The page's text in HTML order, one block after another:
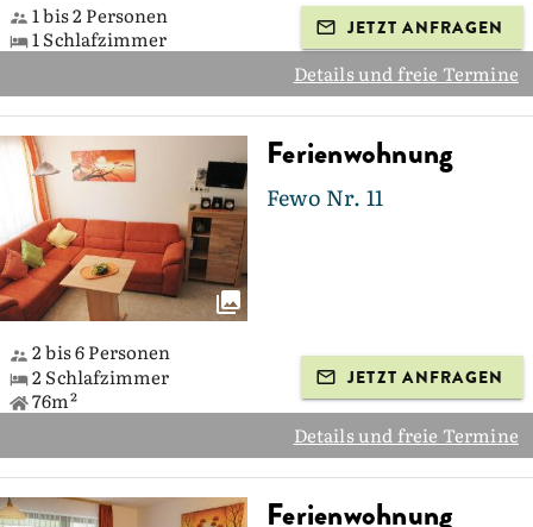
1 bis 2 Personen
1 Schlafzimmer
JETZT ANFRAGEN
Details und freie Termine
Ferienwohnung
Fewo Nr. 11
2 bis 6 Personen
2 Schlafzimmer
76m²
JETZT ANFRAGEN
Details und freie Termine
Ferienwohnung